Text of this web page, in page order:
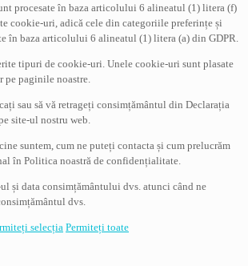
procesate în baza articolului 6 alineatul (1) litera (f)
cookie-uri, adică cele din categoriile preferințe și
în baza articolului 6 alineatul (1) litera (a) din GDPR.
tipuri de cookie-uri. Unele cookie-uri sunt plasate
pe paginile noastre.
sau să vă retrageți consimțământul din Declarația
site-ul nostru web.
suntem, cum ne puteți contacta și cum prelucrăm
în Politica noastră de confidențialitate.
și data consimțământului dvs. atunci când ne
dvs.
selecția Permiteți toate